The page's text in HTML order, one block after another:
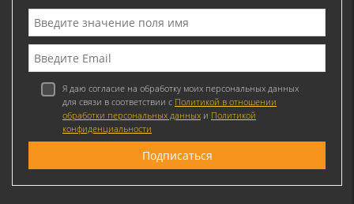
Я даю согласие на обработку моих персональных данных
для связи в соответствии с Политикой в отношении
обработки персональных данных и Политикой
конфиденциальности